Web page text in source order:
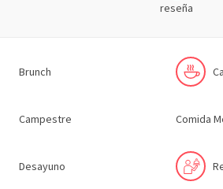
reseña
Brunch
Campestre Comida
Desayuno